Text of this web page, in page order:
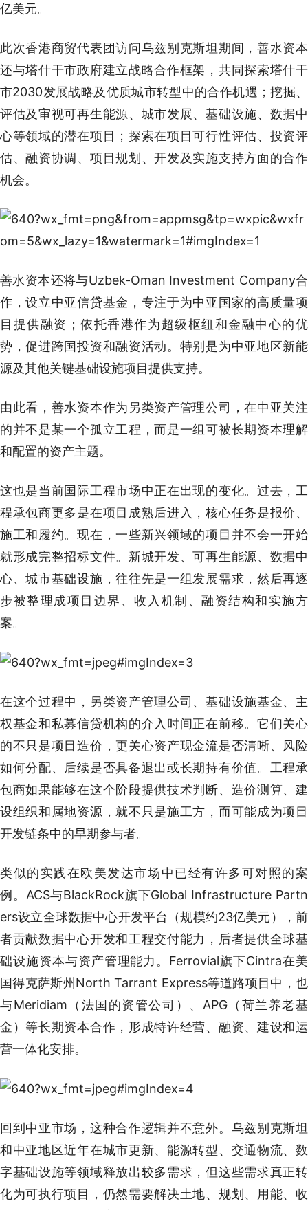
亿美元。
此次香港商贸代表团访问乌兹别克斯坦期间，善水资本
还与塔什干市政府建立战略合作框架，共同探索塔什干
市2030发展战略及优质城市转型中的合作机遇；挖掘、
评估及审视可再生能源、城市发展、基础设施、数据中
心等领域的潜在项目；探索在项目可行性评估、投资评
估、融资协调、项目规划、开发及实施支持方面的合作
机会。
善水资本还将与Uzbek-Oman Investment Company合
作，设立中亚信贷基金，专注于为中亚国家的高质量项
目提供融资；依托香港作为超级枢纽和金融中心的优
势，促进跨国投资和融资活动。特别是为中亚地区新能
源及其他关键基础设施项目提供支持。
由此看，善水资本作为另类资产管理公司，在中亚关注
的并不是某一个孤立工程，而是一组可被长期资本理解
和配置的资产主题。
这也是当前国际工程市场中正在出现的变化。过去，工
程承包商更多是在项目成熟后进入，核心任务是报价、
施工和履约。现在，一些新兴领域的项目并不会一开始
就形成完整招标文件。新城开发、可再生能源、数据中
心、城市基础设施，往往先是一组发展需求，然后再逐
步被整理成项目边界、收入机制、融资结构和实施方
案。
在这个过程中，另类资产管理公司、基础设施基金、主
权基金和私募信贷机构的介入时间正在前移。它们关心
的不只是项目造价，更关心资产现金流是否清晰、风险
如何分配、后续是否具备退出或长期持有价值。工程承
包商如果能够在这个阶段提供技术判断、造价测算、建
设组织和属地资源，就不只是施工方，而可能成为项目
开发链条中的早期参与者。
类似的实践在欧美发达市场中已经有许多可对照的案
例。ACS与BlackRock旗下Global Infrastructure Partn
ers设立全球数据中心开发平台（规模约23亿美元），前
者贡献数据中心开发和工程交付能力，后者提供全球基
础设施资本与资产管理能力。Ferrovial旗下Cintra在美
国得克萨斯州North Tarrant Express等道路项目中，也
与Meridiam（法国的资管公司）、APG（荷兰养老基
金）等长期资本合作，形成特许经营、融资、建设和运
营一体化安排。
回到中亚市场，这种合作逻辑并不意外。乌兹别克斯坦
和中亚地区近年在城市更新、能源转型、交通物流、数
字基础设施等领域释放出较多需求，但这些需求真正转
化为可执行项目，仍然需要解决土地、规划、用能、收